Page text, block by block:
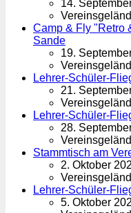
14.
Camp & Fly "Retro
Sande
19.
Lehrer-Schüler-
21.
Lehrer-Schüler-
28.
Stammtisch am
2. Oktober
Lehrer-Schüler-
5. Oktober